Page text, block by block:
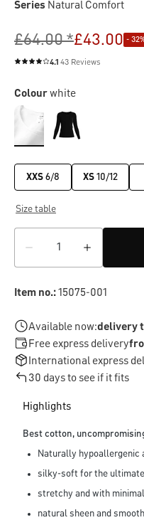
Series Natural Comfort
£64.00 *£43.00 -
Average rating of 4.1 out of 5
4.1 43 Reviews
Colourwhite
XXS 6/8 XS 10/12
Size table
Item no.:15075-001
Available now:delivery
Free express delivery
International express
30 days to see if it fits
Highlights
Best cotton,
Naturally hypoallergenic
silky-soft for the
stretchy and with
natural sheen and